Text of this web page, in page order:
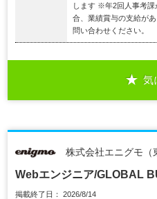
します ※年2回人事考
合、業績賞与の支給が
問い合わせください。
気
株式会社エニグモ（
Webエンジニア/GLOBAL
掲載終了日： 2026/8/14